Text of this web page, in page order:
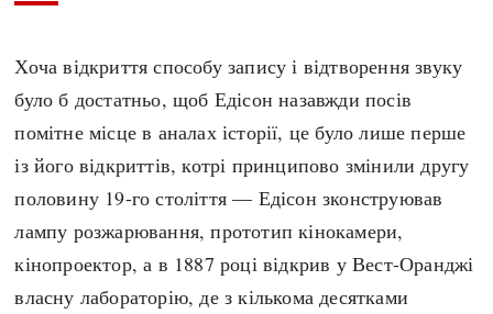
Хоча відкриття способу запису і відтворення звуку
було б достатньо, щоб Едісон назавжди посів
помітне місце в аналах історії, це було лише перше
із його відкриттів, котрі принципово змінили другу
половину 19-го століття — Едісон зконструював
лампу розжарювання, прототип кінокамери,
кінопроектор, а в 1887 році відкрив у Вест-Оранджі
власну лабораторію, де з кількома десятками